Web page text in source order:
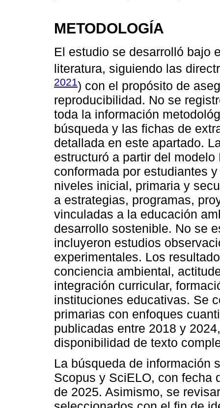
METODOLOGÍA
El estudio se desarrolló bajo
literatura, siguiendo las
2021) con el propósito de
reproducibilidad. No se
toda la información
búsqueda y las fichas de
detallada en este apartado.
estructuró a partir del
conformada por estudiantes
niveles inicial, primaria y
a estrategias, programas,
vinculadas a la educación
desarrollo sostenible. No se
incluyeron estudios
experimentales. Los
conciencia ambiental,
integración curricular,
instituciones educativas. Se
primarias con enfoques
publicadas entre 2018 y
disponibilidad de texto
La búsqueda de información
Scopus y SciELO, con fecha
de 2025. Asimismo, se